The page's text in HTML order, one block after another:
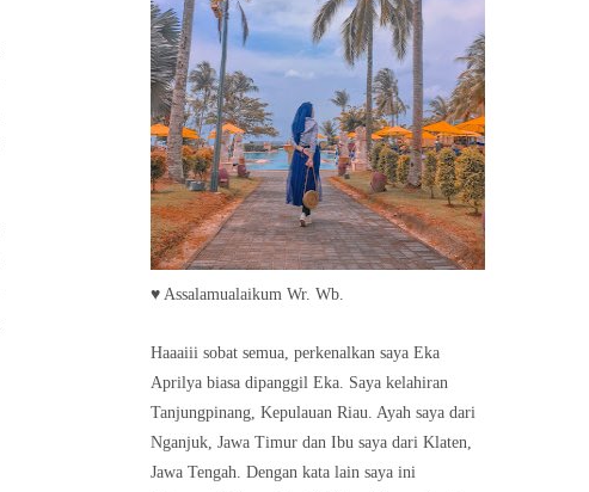
♥ Assalamualaikum Wr. Wb.
Haaaiii sobat semua, perkenalkan saya Eka
Aprilya biasa dipanggil Eka. Saya kelahiran
Tanjungpinang, Kepulauan Riau. Ayah saya dari
Nganjuk, Jawa Timur dan Ibu saya dari Klaten,
Jawa Tengah. Dengan kata lain saya ini